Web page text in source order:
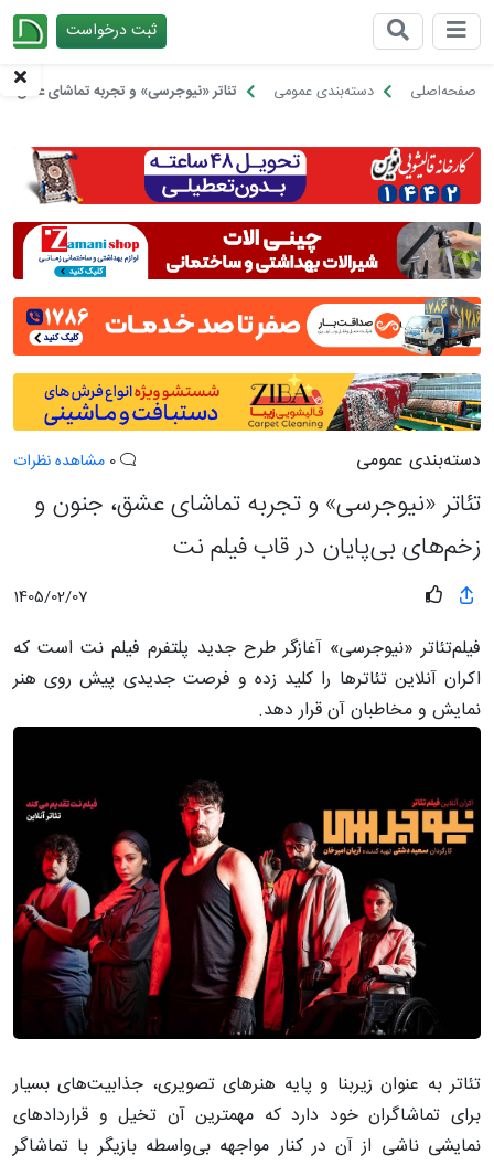
ثبت درخواست
صفحه‌اصلی دسته‌بندی عمومی تئاتر «نیوجرسی» و تجربه تماشای
دسته‌بندی عمومی مشاهده نظرات
تئاتر «نیوجرسی» و تجربه تماشای عشق، جنون و
زخم‌های بی‌پایان در قاب فیلم نت
1405/02/07
فیلم‌تئاتر «نیوجرسی» آغازگر طرح جدید پلتفرم فیلم نت است که
اکران آنلاین تئاترها را کلید زده و فرصت جدیدی پیش روی هنر
نمایش و مخاطبان آن قرار دهد.
تئاتر به عنوان زیربنا و پایه هنرهای تصویری، جذابیت‌های بسیار
برای تماشاگران خود دارد که مهمترین آن تخیل و قراردادهای
نمایشی ناشی از آن در کنار مواجهه بی‌واسطه بازیگر با تماشاگر